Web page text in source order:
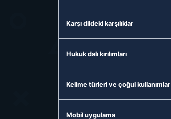
Karşı dildeki karşılıklar
Hukuk dalı kırılımları
Kelime türleri ve çoğul kullanımlar
Mobil uygulama